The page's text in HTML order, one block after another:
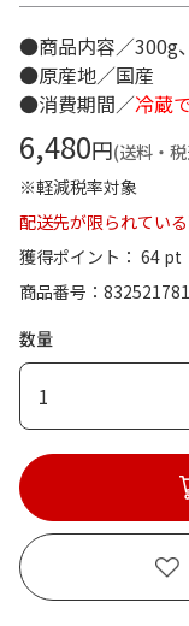
●商品内容／300g
●原産地／国産
●消費期間／冷蔵
6,480円(送料・
※軽減税率対象
配送先が限られている
獲得ポイント： 64 pt
商品番号
数量
1